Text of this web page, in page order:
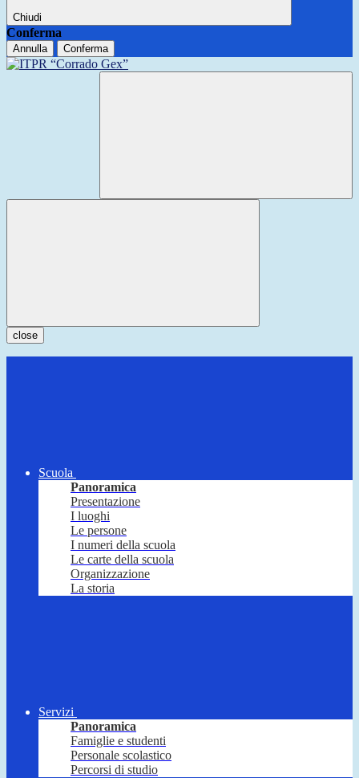
Chiudi
Conferma
Annulla Conferma
close
Scuola
Panoramica
Presentazione
I luoghi
Le persone
I numeri della scuola
Le carte della scuola
Organizzazione
La storia
Servizi
Panoramica
Famiglie e studenti
Personale scolastico
Percorsi di studio